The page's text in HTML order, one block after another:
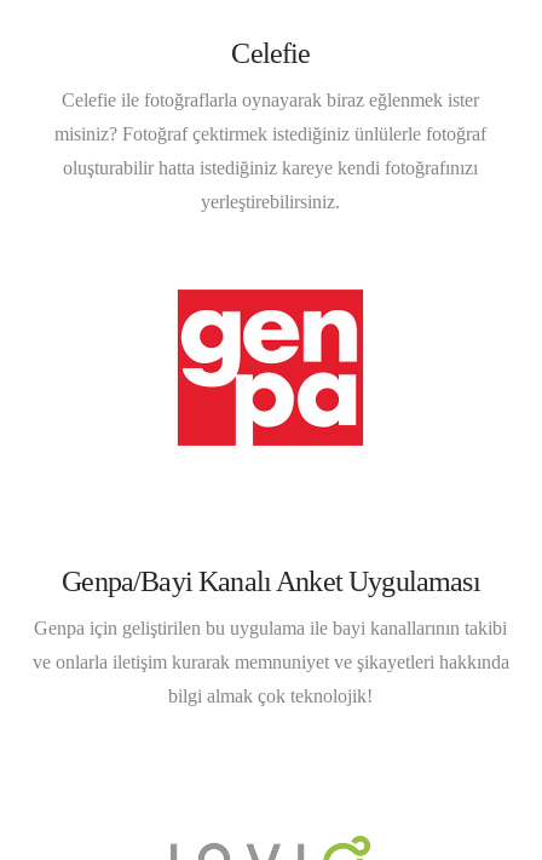
Celefie
Celefie ile fotoğraflarla oynayarak biraz eğlenmek ister
misiniz? Fotoğraf çektirmek istediğiniz ünlülerle fotoğraf
oluşturabilir hatta istediğiniz kareye kendi fotoğrafınızı
yerleştirebilirsiniz.
Genpa/Bayi Kanalı Anket Uygulaması
Genpa için geliştirilen bu uygulama ile bayi kanallarının takibi
ve onlarla iletişim kurarak memnuniyet ve şikayetleri hakkında
bilgi almak çok teknolojik!